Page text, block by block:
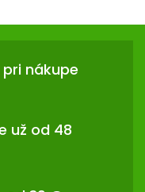
nákupe
už od 48